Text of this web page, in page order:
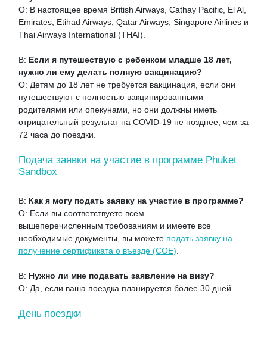
О: В настоящее время British Airways, Cathay Pacific, El Al,
Emirates, Etihad Airways, Qatar Airways, Singapore Airlines и
Thai Airways International (THAI).
В: Если я путешествую с ребенком младше 18 лет,
нужно ли ему делать полную вакцинацию?
О: Детям до 18 лет не требуется вакцинация, если они
путешествуют с полностью вакцинированными
родителями или опекунами, но они должны иметь
отрицательный результат на COVID-19 не позднее, чем за
72 часа до поездки.
Подача заявки на участие в программе Phuket
Sandbox
В: Как я могу подать заявку на участие в программе?
О: Если вы соответствуете всем
вышеперечисленным требованиям и имеете все
необходимые документы, вы можете подать заявку на
получение сертификата о въезде (COE)
В: Нужно ли мне подавать заявление на визу?
О: Да, если ваша поездка планируется более 30 дней.
День поездки